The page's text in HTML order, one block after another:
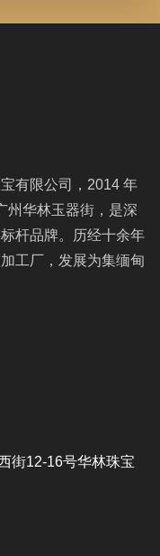
有限公司，2014 年
华林玉器街，是深
杆品牌。历经十余年
工厂，发展为集缅甸
街12-16号华林珠宝